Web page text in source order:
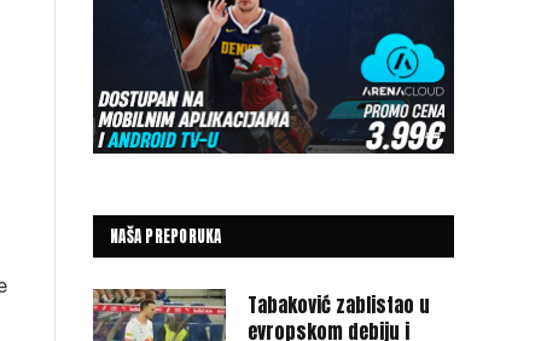
NAŠA PREPORUKA
Tabaković zablistao u
evropskom debiju i